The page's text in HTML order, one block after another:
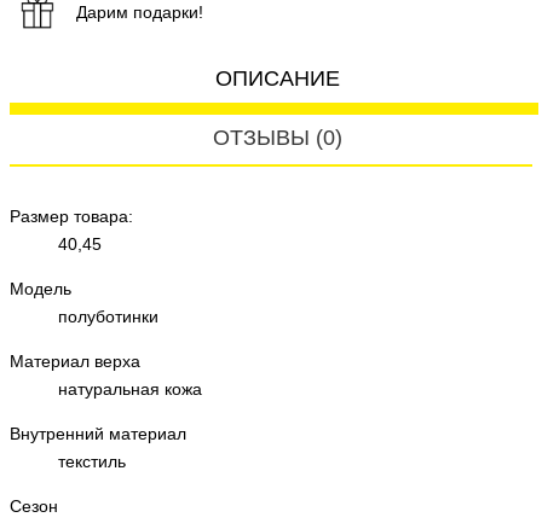
Дарим подарки!
ОПИСАНИЕ
ОТЗЫВЫ (0)
Размер товара:
40,45
Модель
полуботинки
Материал верха
натуральная кожа
Внутренний материал
текстиль
Сезон